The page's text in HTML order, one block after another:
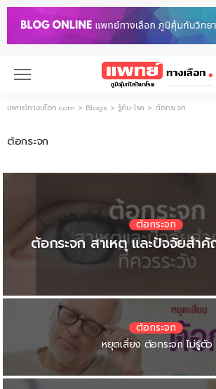
แพทย์ทางเลือก.com > Blogs > รู้ทัน-โรค > ต้อกระจก
ต้อกระจก
ต้อกระจก
20 ข้อควรปฏิบัติ…หลังผ่าตัด
ต้อกระจก
สุขภาพทั่วไป
ต้อกระจก
ต้อกระจก
ต้อกระจก สาเหตุ และปัจจัยสำ
ต้อกระจก
หยุดเสี่ยง ต้อกระจก ไม่รู้ตัว
ต้อกระจก
เช็ค 5 สัญญาณเสี่ยง!โรคต้อกระ
ต้อกระจก
ต้อกระจกในผู้สูงอายุ โรคตายอดฮิตที่ม
ต้อกระจก รู้ทัน-โรค
รู้ทัน ต้อกระจก อาการ สาเหตุ แล
ต้อกระจก
โรคต้อกระจก โรคทางตา เกิดขึ้นได้อย่างไร